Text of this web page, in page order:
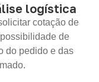
logística
cotação de
de
do pedido e das